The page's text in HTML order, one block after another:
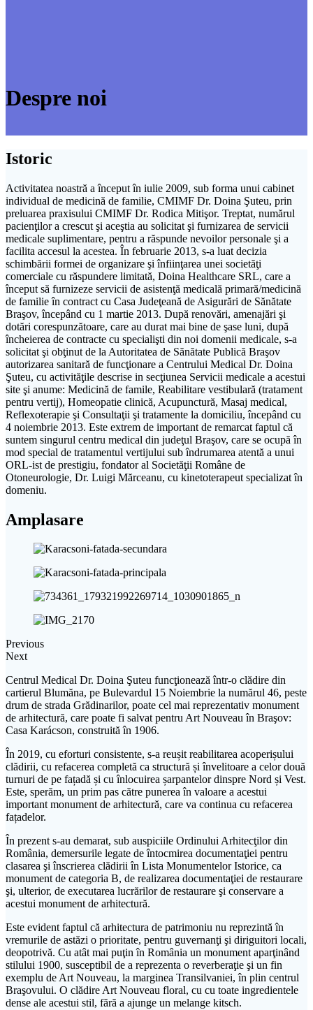
Despre noi
Istoric
Activitatea noastră a început în iulie 2009, sub forma unui cabinet
individual de medicină de familie, CMIMF Dr. Doina Şuteu, prin
preluarea praxisului CMIMF Dr. Rodica Mitişor. Treptat, numărul
pacienţilor a crescut şi aceştia au solicitat şi furnizarea de servicii
medicale suplimentare, pentru a răspunde nevoilor personale şi a
facilita accesul la acestea. În februarie 2013, s-a luat decizia
schimbării formei de organizare şi înfiinţarea unei societăţi
comerciale cu răspundere limitată, Doina Healthcare SRL, care a
început să furnizeze servicii de asistenţă medicală primară/medicină
de familie în contract cu Casa Judeţeană de Asigurări de Sănătate
Braşov, începând cu 1 martie 2013. După renovări, amenajări şi
dotări corespunzătoare, care au durat mai bine de şase luni, după
încheierea de contracte cu specialişti din noi domenii medicale, s-a
solicitat şi obţinut de la Autoritatea de Sănătate Publică Braşov
autorizarea sanitară de funcţionare a Centrului Medical Dr. Doina
Şuteu, cu activităţile descrise in secţiunea Servicii medicale a acestui
site şi anume: Medicină de famile, Reabilitare vestibulară (tratament
pentru vertij), Homeopatie clinică, Acupunctură, Masaj medical,
Reflexoterapie şi Consultaţii şi tratamente la domiciliu, începând cu
4 noiembrie 2013. Este extrem de important de remarcat faptul că
suntem singurul centru medical din judeţul Braşov, care se ocupă în
mod special de tratamentul vertijului sub îndrumarea atentă a unui
ORL-ist de prestigiu, fondator al Societăţii Române de
Otoneurologie, Dr. Luigi Mărceanu, cu kinetoterapeut specializat în
domeniu.
Amplasare
Previous
Next
Centrul Medical Dr. Doina Şuteu funcţionează într-o clădire din
cartierul Blumăna, pe Bulevardul 15 Noiembrie la numărul 46, peste
drum de strada Grădinarilor, poate cel mai reprezentativ monument
de arhitectură, care poate fi salvat pentru Art Nouveau în Braşov:
Casa Karácson, construită în 1906.
În 2019, cu eforturi consistente, s-a reușit reabilitarea acoperișului
clădirii, cu refacerea completă ca structură și învelitoare a celor două
turnuri de pe fațadă și cu înlocuirea șarpantelor dinspre Nord și Vest.
Este, sperăm, un prim pas către punerea în valoare a acestui
important monument de arhitectură, care va continua cu refacerea
fațadelor.
În prezent s-au demarat, sub auspiciile Ordinului Arhitecţilor din
România, demersurile legate de întocmirea documentaţiei pentru
clasarea şi înscrierea clădirii în Lista Monumentelor Istorice, ca
monument de categoria B, de realizarea documentaţiei de restaurare
şi, ulterior, de executarea lucrărilor de restaurare şi conservare a
acestui monument de arhitectură.
Este evident faptul că arhitectura de patrimoniu nu reprezintă în
vremurile de astăzi o prioritate, pentru guvernanţi şi diriguitori locali,
deopotrivă. Cu atât mai puţin în România un monument aparţinând
stilului 1900, susceptibil de a reprezenta o reverberaţie şi un fin
exemplu de Art Nouveau, la marginea Transilvaniei, în plin centrul
Braşovului. O clădire Art Nouveau floral, cu cu toate ingredientele
dense ale acestui stil, fără a ajunge un melange kitsch.